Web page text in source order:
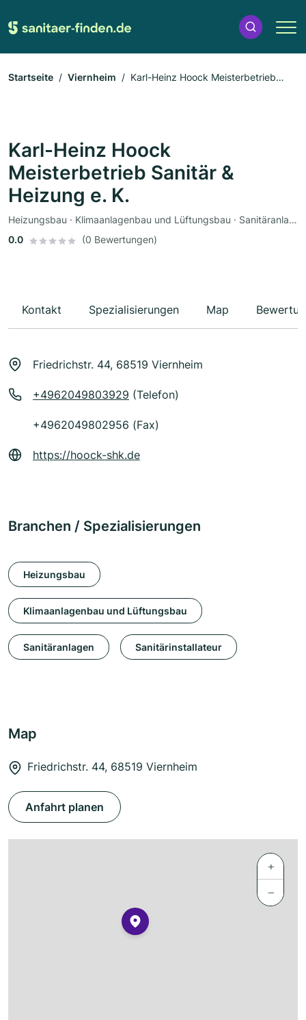
Startseite Viernheim
Karl-Heinz Hoock Meisterbetrieb
Karl-Heinz Hoock
Meisterbetrieb Sanitär &
Heizung e. K.
Heizungsbau · Klimaanlagenbau und Lüftungsbau · Sanitäranlagen · Sanitärinstallateur
0.0
(0 Bewertungen)
Kontakt Spezialisierungen Map
Friedrichstr. 44, 68519 Viernheim
+4962049803929 (Telefon)
+4962049802956 (Fax)
https://hoock-shk.de
Branchen / Spezialisierungen
Heizungsbau
Klimaanlagenbau und Lüftungsbau
Sanitäranlagen Sanitärinstallateur
Map
Friedrichstr. 44, 68519 Viernheim
Anfahrt planen
+
−